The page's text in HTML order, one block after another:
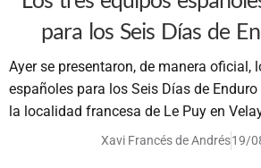
para los Seis Días de
Ayer se presentaron, de manera oficial,
españoles para los Seis Días de
la localidad francesa de Le Puy en
Xavi Francés de Andrés19/